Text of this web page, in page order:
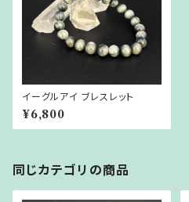
イーグルアイ ブレスレット
¥6,800
同じカテゴリの商品